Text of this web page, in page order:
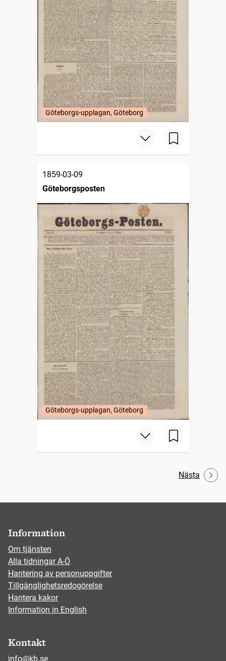
Göteborgs-upplagan, Göteborg
1859-03-09
Göteborgsposten
Göteborgs-upplagan, Göteborg
Nästa
Information
Om tjänsten
Alla tidningar A-Ö
Hantering av personuppgifter
Tillgänglighetsredogörelse
Hantera kakor
Information in English
Kontakt
info@kb.se